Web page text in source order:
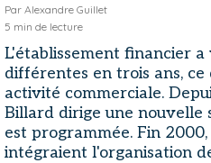
Par Alexandre Guillet
5 min de lecture
L'établissement financier
différentes en trois ans,
activité commerciale.
Billard dirige une nouvelle
est programmée. Fin
intégraient l'organisation